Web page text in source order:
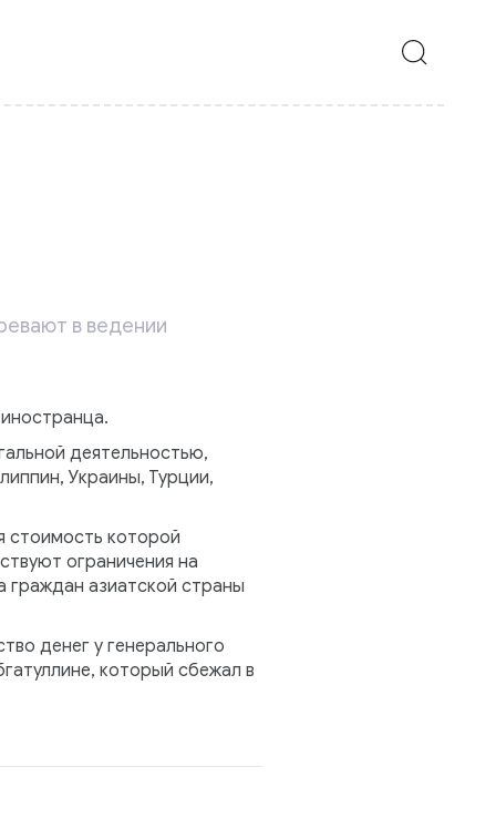
в ведении
деятельностью,
Украины, Турции,
стоимость которой
ограничения на
граждан азиатской страны
денег у генерального
который сбежал в